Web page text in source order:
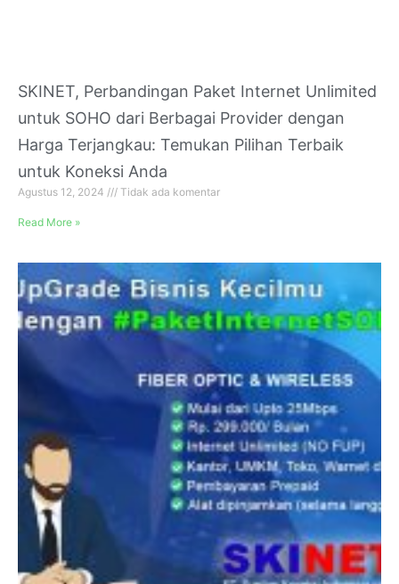
SKINET, Perbandingan Paket Internet Unlimited
untuk SOHO dari Berbagai Provider dengan
Harga Terjangkau: Temukan Pilihan Terbaik
untuk Koneksi Anda
Agustus 12, 2024 Tidak ada komentar
Read More »